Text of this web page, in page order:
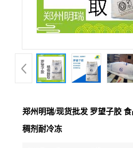
郑州明瑞/现货批发 罗望子胶
稠剂耐冷冻